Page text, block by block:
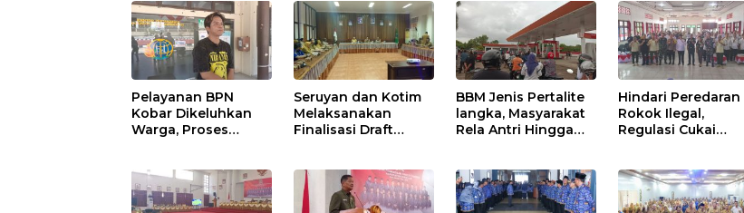
Pelayanan BPN
Kobar Dikeluhkan
Warga, Proses
Kunjung Selesai
Seruyan dan Kotim
Melaksanakan
Finalisasi Draft
BBM Jenis Pertalite
langka, Masyarakat
Rela Antri Hingga
Hindari Peredaran
Rokok Ilegal,
Regulasi Cukai